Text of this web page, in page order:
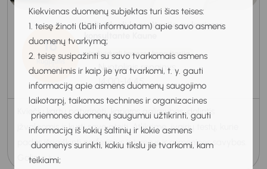
Kiekvienas duomenų subjektas turi šias teises:
1. teisę žinoti (būti informuotam) apie savo asmens
duomenų tvarkymą;
2. teisę susipažinti su savo tvarkomais asmens
duomenimis ir kaip jie yra tvarkomi, t. y. gauti
informaciją apie asmens duomenų saugojimo
laikotarpį, taikomas technines ir organizacines
priemones duomenų saugumui užtikrinti, gauti
informaciją iš kokių šaltinių ir kokie asmens
duomenys surinkti, kokiu tikslu jie tvarkomi, kam
teikiami;
18
Rugpjūtis
2026
Individuali konsultacija su karjeros
konsultante Kaune
Individuali karjeros konsultacija
Nuotolinis renginys
14:00-14:45
Kviečiu kartu patyrinėti karjeros galimybes, dalintis
įžvalgomis ir kurti savo ateitį. Atliksime įvairių testų, kurie
padės išsiaiškinti profesinius interesus ir asmenines savybes.
Galime ju...